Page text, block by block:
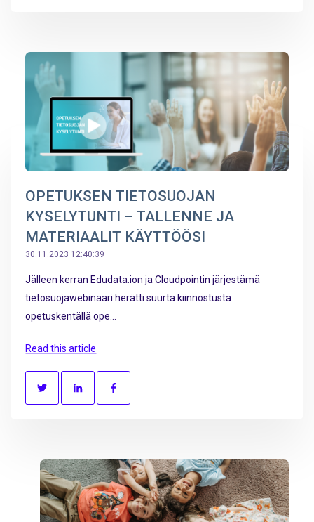
OPETUKSEN TIETOSUOJAN
KYSELYTUNTI – TALLENNE JA
MATERIAALIT KÄYTTÖÖSI
30.11.2023 12:40:39
Jälleen kerran Edudata.ion ja Cloudpointin järjestämä
tietosuojawebinaari herätti suurta kiinnostusta
opetuskentällä ope...
Read this article